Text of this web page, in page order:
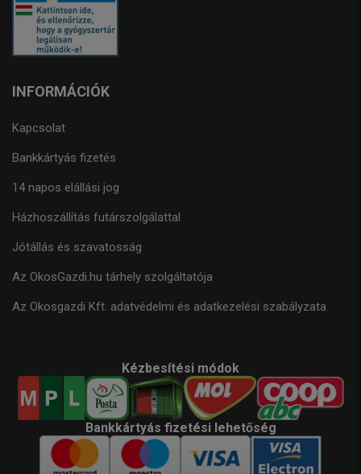
INFORMÁCIÓK
Kapcsolat
Bankkártyás fizetés
14 napos elállási jog
Házhoszállítás futárszolgálattal
Jótállás és szavatosság
Az OkosGazdi.hu tárhely szolgáltatója
Az Okosgazdi Kft. adatvédelmi és adatkezelési szabályzata
Kézbesítési módok
Bankkártyás fizetési lehetőség